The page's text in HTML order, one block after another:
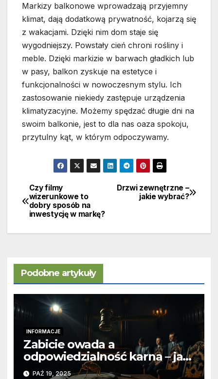
Markizy balkonowe wprowadzają przyjemny
klimat, dają dodatkową prywatność, kojarzą się
z wakacjami. Dzięki nim dom staje się
wygodniejszy. Powstały cień chroni rośliny i
meble. Dzięki markizie w barwach gładkich lub
w pasy, balkon zyskuje na estetyce i
funkcjonalności w nowoczesnym stylu. Ich
zastosowanie niekiedy zastępuje urządzenia
klimatyzacyjne. Możemy spędzać długie dni na
swoim balkonie, jest to dla nas oaza spokoju,
przytulny kąt, w którym odpoczywamy.
Nawigacja
wpisu
Drzwi zewnętrzne –
jakie wybrać?
Czy filmy
wizerunkowe to
dobry sposób na
inwestycję w markę?
Podobne artykuły
INFORMACJE
Zabicie owada a
odpowiedzialność karna – jak
wygląda to w praktyce?
PAŹ 19, 2025